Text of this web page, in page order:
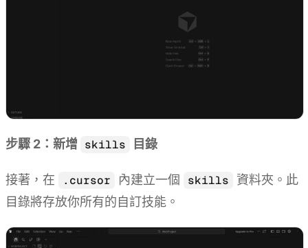
步驟 2：新增 skills 目錄
接著，在 .cursor 內建立一個 skills
資料夾。此
目錄將存放你所有的自訂技能。